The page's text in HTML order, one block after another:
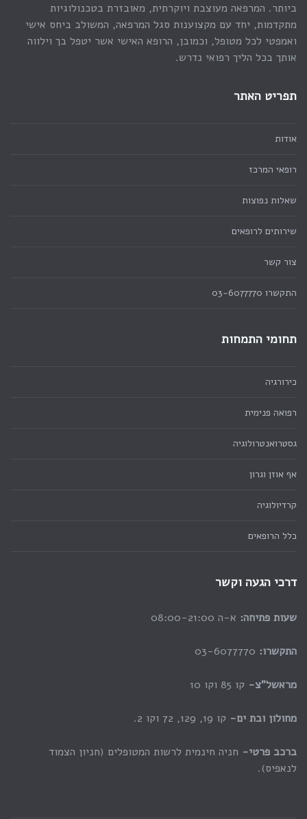
ביותר. המרפאה מעוצבת ויוקרתית, מאובזרת בטכנולוגיות
מתקדמות, יחד עם מקצוענות סגל המרפאה, המשולב ביחס אישי
ואמפטי לכל מטופל, וכמובן, הרופא האישי אשר יטפל בך וילווה
אותך בכל הליך רפואי נדרש.
תפריט האתר
אודות
רופאי המרכז
שאלות נפוצות
שירותים לרופאים
צור קשר
התקשרו 03-6077770
תחומי התמחות
כירורגיה
רפואה פנימית
גסטרואנטרולוגיה
אף אוזן וגרון
קרדיולוגיה
כלל הרופאים
דרכי הגעה וקשר
שעות פתיחה: א-ה 08:00-21:00
התקשרו:
מראשל”צ- קו 85 וקו 10
מחולון ובת ים- קו 19, 129, 72 וקו 2.
ברכב פרטי- חניה חינמית לרשות המטופלים (חניון הצמוד
לנאפיס).